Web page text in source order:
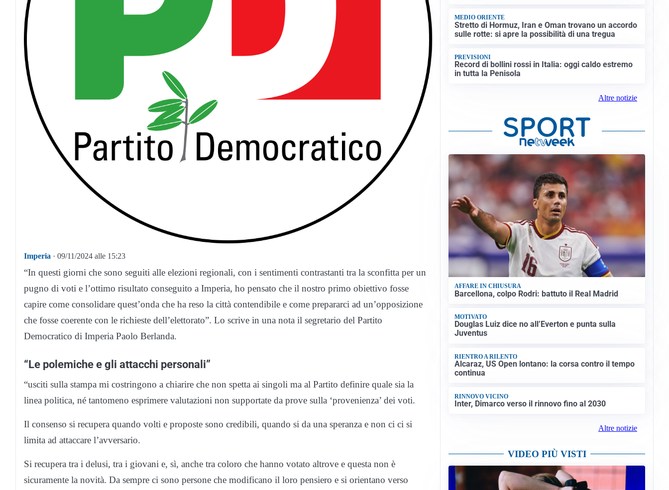
Imperia · 09/11/2024 alle 15:23
“In questi giorni che sono seguiti alle elezioni regionali, con i sentimenti contrastanti tra la sconfitta per un
pugno di voti e l’ottimo risultato conseguito a Imperia, ho pensato che il nostro primo obiettivo fosse
capire come consolidare quest’onda che ha reso la città contendibile e come prepararci ad un’opposizione
che fosse coerente con le richieste dell’elettorato”. Lo scrive in una nota il segretario del Partito
Democratico di Imperia Paolo Berlanda.
“Le polemiche e gli attacchi personali”
“usciti sulla stampa mi costringono a chiarire che non spetta ai singoli ma al Partito definire quale sia la
linea politica, né tantomeno esprimere valutazioni non supportate da prove sulla ‘provenienza’ dei voti.
Il consenso si recupera quando volti e proposte sono credibili, quando si da una speranza e non ci ci si
limita ad attaccare l’avversario.
Si recupera tra i delusi, tra i giovani e, sì, anche tra coloro che hanno votato altrove e questa non è
sicuramente la novità. Da sempre ci sono persone che modificano il loro pensiero e si orientano verso
MEDIO ORIENTE
Stretto di Hormuz, Iran e Oman trovano un accordo
sulle rotte: si apre la possibilità di una tregua
PREVISIONI
Record di bollini rossi in Italia: oggi caldo estremo
in tutta la Penisola
Altre notizie
AFFARE IN CHIUSURA
Barcellona, colpo Rodri: battuto il Real Madrid
MOTIVATO
Douglas Luiz dice no all’Everton e punta sulla
Juventus
RIENTRO A RILENTO
Alcaraz, US Open lontano: la corsa contro il tempo
continua
RINNOVO VICINO
Inter, Dimarco verso il rinnovo fino al 2030
Altre notizie
VIDEO PIÙ VISTI